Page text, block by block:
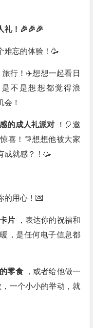
礼！🎉🎉🎉
难忘的体验！🥳
旅行！✈️想想一起看日
不是想想都觉得浪
！
的成人礼派对
！🎈邀
喜！🎊想想他被大家
成就感？！🥳
的用心！💌
片
，表达你的祝福和
，是任何电子信息都
零食
，或者给他做一
，一个小小的举动，就